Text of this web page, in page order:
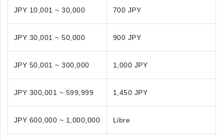
JPY 10,001 ~ 30,000 700 JPY
JPY 30,001 ~ 50,000 900 JPY
JPY 50,001 ~ 300,000 1,000 JPY
JPY 300,001 ~ 599,999 1,450 JPY
JPY 600,000 ~ 1,000,000 Libre